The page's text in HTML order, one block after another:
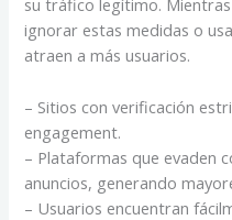
su tráfico legítimo.
ignorar estas medidas o
atraen a más usuarios.
– Sitios con verificación
engagement.
– Plataformas que evaden
anuncios, generando
– Usuarios encuentran